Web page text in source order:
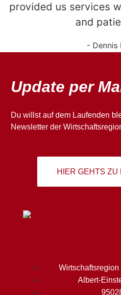
provided us services
and
- Dennis
Update per
Du willst auf dem Laufenden
Newsletter der
HIER GEHTS ZU
Albert-